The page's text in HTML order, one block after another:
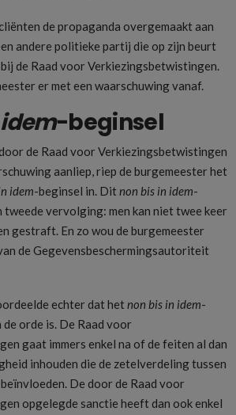
de propaganda overgemaakt aan
andere politieke partij die op zijn beurt
de Raad voor Verkiezingsbetwistingen.
er met een waarschuwing vanaf.
-beginsel
de Raad voor Verkiezingsbetwistingen
aanliep, riep de burgemeester het
idem-beginsel in. Dit non bis in idem-
tweede vervolging: men kan niet twee keer
gestraft. En zo wou de burgemeester
de Gegevensbeschermingsautoriteit
echter dat hetnon bis in idem-
orde is. De Raad voor
gaat immers enkel na of de feiten al dan
inhouden die de zetelverdeling tussen
De door de Raad voor
opgelegde sanctie heeft dan ook enkel